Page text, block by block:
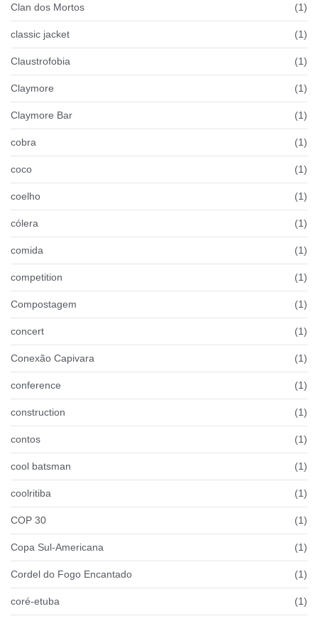
Clan dos Mortos (1)
classic jacket (1)
Claustrofobia (1)
Claymore (1)
Claymore Bar (1)
cobra (1)
coco (1)
coelho (1)
cólera (1)
comida (1)
competition (1)
Compostagem (1)
concert (1)
Conexão Capivara (1)
conference (1)
construction (1)
contos (1)
cool batsman (1)
coolritiba (1)
COP 30 (1)
Copa Sul-Americana (1)
Cordel do Fogo Encantado (1)
coré-etuba (1)